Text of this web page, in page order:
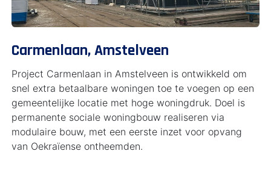
Carmenlaan, Amstelveen
Project Carmenlaan in Amstelveen is ontwikkeld om
snel extra betaalbare woningen toe te voegen op een
gemeentelijke locatie met hoge woningdruk. Doel is
permanente sociale woningbouw realiseren via
modulaire bouw, met een eerste inzet voor opvang
van Oekraïense ontheemden.